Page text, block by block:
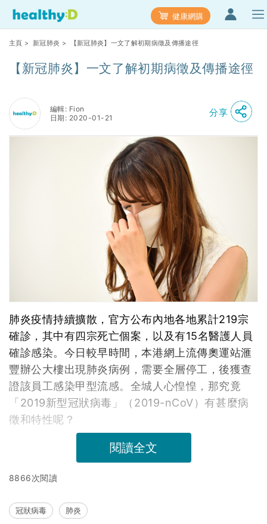
健康網購
主頁 > 新冠肺炎 > 【新冠肺炎】一文了解初期病徵及傳播途徑
【新冠肺炎】一文了解初期病徵及傳播途徑
編輯: Fion
日期: 2020-01-21
分享
肺炎疫情持續擴散，官方公布內地各地累計219宗
確診，其中有四宗死亡個案，以及有15名醫護人員
確診感染。今日較早時間，本港網上流傳奧運站滙
豐辦公大樓出現肺炎病例，需要全層停工，後獲查
證該員工感染甲型流感。全城人心惶惶，那究竟
「2019新型冠狀病毒」（2019-nCoV）有甚麼病
徵和特性呢？
閱讀全文
8866次閱讀
冠狀病毒 肺炎